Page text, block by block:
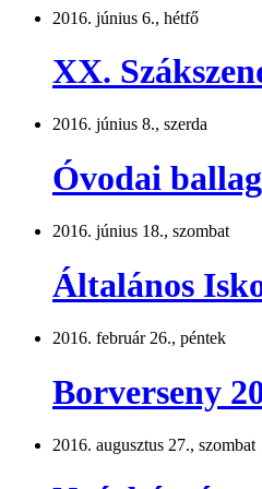
2016. június 6., hétfő
XX.
2016. június 8., szerda
Óvodai
2016. június 18., szombat
Általános
2016. február 26., péntek
Borverseny
2016. augusztus 27., szombat